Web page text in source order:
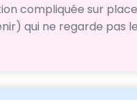
compliquée sur
qui ne regarde pas